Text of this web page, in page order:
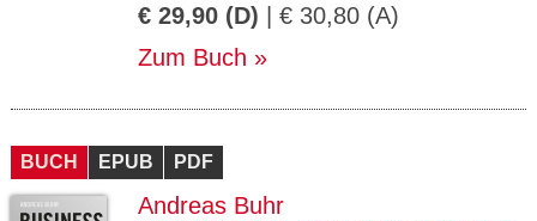
€ 29,90 (D) | € 30,80 (A)
Zum Buch
BUCH EPUB PDF
Andreas Buhr